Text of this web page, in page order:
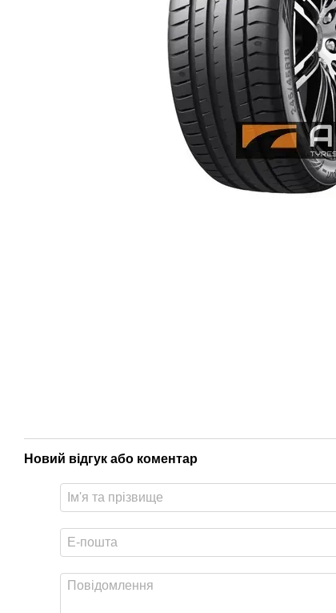
Новий відгук або коментар